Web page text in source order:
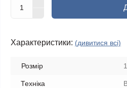
Характеристики: (дивитися всі)
Розмір
Техніка